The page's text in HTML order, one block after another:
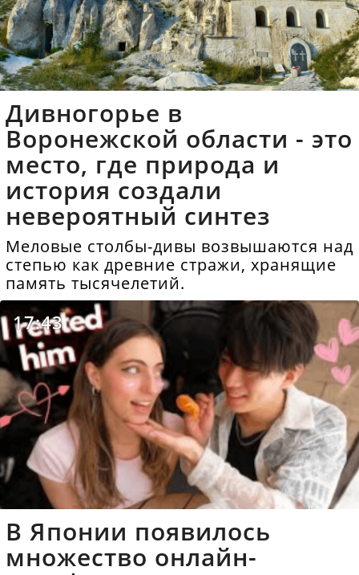
Дивногорье в
Воронежской области - это
место, где природа и
история создали
невероятный синтез
Меловые столбы-дивы возвышаются над
степью как древние стражи, хранящие
память тысячелетий.
17:43
В Японии появилось
множество онлайн-